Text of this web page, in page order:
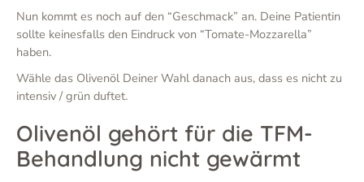
Nun kommt es noch auf den “Geschmack” an. Deine Patientin
sollte keinesfalls den Eindruck von “Tomate-Mozzarella”
haben.
Wähle das Olivenöl Deiner Wahl danach aus, dass es nicht zu
intensiv / grün duftet.
Olivenöl gehört für die TFM-
Behandlung nicht gewärmt